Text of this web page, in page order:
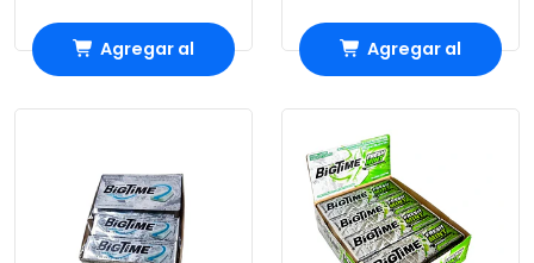
Agregar al Agregar al